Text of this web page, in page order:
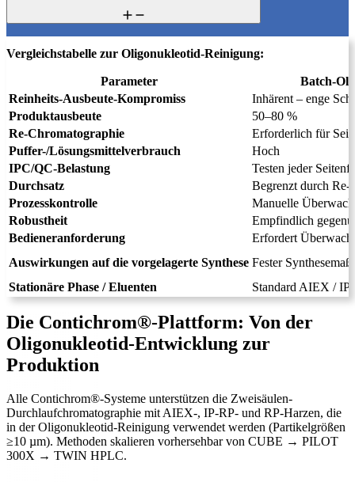
>1.500 kg Oligonukleotid-
API pro Jahr
2021:
2022:
2023:
Quantitative Ergebnisse: Bachem AG – „Greener Purification at
Large-Scale: An Oligonucleotide Case Study“ (März 2023) GMP-
Meilensteine: Bachem AG – „Greener Purification at Large-Scale:
An Oligonucleotide Case Study“ (aktualisiert 2025)
Ausbeute
52,7 % 91,5 %(+73,6 % relativ)
Baseline
Pufferverbrauch Baseline Vergleichbar
Weldon, R. et al. J. Chromatogr. A, 1663, 462734 (2022). DOI:
10.1016/j.chroma.2021.462734
Batch
Ausbeute
80 %
(+13 % absolut)
Reinheit
~95 % (Ziel >95 %)
Durchsatz
Baseline
+87 % höher
Produktelutionen
27 Elutionen über 13
Weldon, R. et al. Org. Process Res. Dev., 29, 1400–1410 (2025).
DOI: 10.1021/acs.oprd.4c00513
Vergleichstabelle zur Oligonukleotid-Reinigung:
Parameter
Batch-
Reinheits-Ausbeute-Kompromiss
Inhärent – enge
Produktausbeute
50–80 %
Re-Chromatographie
Erforderlich für
Puffer-/Lösungsmittelverbrauch
Hoch
IPC/QC-Belastung
Testen jeder
Durchsatz
Begrenzt durch
Prozesskontrolle
Manuelle
Robustheit
Empfindlich
Bedieneranforderung
Erfordert
Auswirkungen auf die vorgelagerte Synthese Fester
Stationäre Phase / Eluenten
Standard AIEX /
Die Contichrom®-Plattform: Von der
Oligonukleotid-Entwicklung zur
Produktion
Alle Contichrom®-Systeme unterstützen die Zweisäulen-
Durchlaufchromatographie mit AIEX-, IP-RP- und RP-Harzen, die
in der Oligonukleotid-Reinigung verwendet werden (Partikelgrößen
≥10 µm). Methoden skalieren vorhersehbar von CUBE → PILOT
300X → TWIN HPLC.